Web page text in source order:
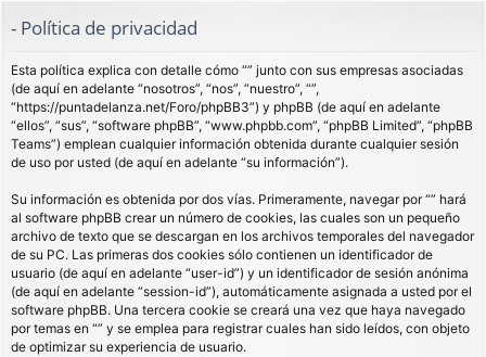
s
- Política de privacidad
Esta política explica con detalle cómo “” junto con sus empresas asociadas
(de aquí en adelante “nosotros”, “nos”, “nuestro”, “”,
“https://puntadelanza.net/Foro/phpBB3”) y phpBB (de aquí en adelante
“ellos”, “sus”, “software phpBB”, “www.phpbb.com”, “phpBB Limited”, “phpBB
Teams”) emplean cualquier información obtenida durante cualquier sesión
de uso por usted (de aquí en adelante “su información”).
Su información es obtenida por dos vías. Primeramente, navegar por “” hará
al software phpBB crear un número de cookies, las cuales son un pequeño
archivo de texto que se descargan en los archivos temporales del navegador
de su PC. Las primeras dos cookies sólo contienen un identificador de
usuario (de aquí en adelante “user-id”) y un identificador de sesión anónima
(de aquí en adelante “session-id”), automáticamente asignada a usted por el
software phpBB. Una tercera cookie se creará una vez que haya navegado
por temas en “” y se emplea para registrar cuales han sido leídos, con objeto
de optimizar su experiencia de usuario.